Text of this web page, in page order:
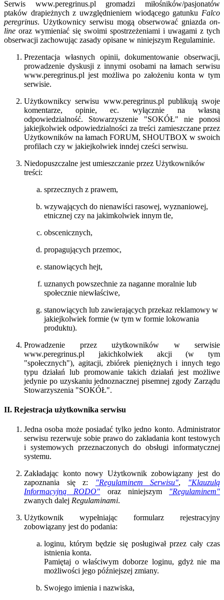
Serwis www.peregrinus.pl gromadzi miłośników/pasjonatów
ptaków drapieżnych z uwzględnieniem wiodącego gatunku Falco
peregrinus. Użytkownicy serwisu mogą obserwować gniazda on-
line oraz wymieniać się swoimi spostrzeżeniami i uwagami z tych
obserwacji zachowując zasady opisane w niniejszym Regulaminie.
Prezentacja własnych opinii, dokumentowanie obserwacji,
prowadzenie dyskusji z innymi osobami na łamach serwisu
www.peregrinus.pl jest możliwa po założeniu konta w tym
serwisie.
Użytkownikcy serwisu www.peregrinus.pl publikują swoje
komentarze, opinie, ec. wyłącznie na własną
odpowiedzialność. Stowarzyszenie "SOKÓŁ" nie ponosi
jakiejkolwiek odpowiedzialności za treści zamieszczane przez
Użytkowników na łamach FORUM, SHOUTBOX w swoich
profilach czy w jakiejkolwiek inndej cześci serwisu.
Niedopuszczalne jest umieszczanie przez Użytkowników
treści:
sprzecznych z prawem,
wzywających do nienawiści rasowej, wyznaniowej,
etnicznej czy na jakimkolwiek innym tle,
obscenicznych,
propagujących przemoc,
stanowiących hejt,
uznanych powszechnie za naganne moralnie lub
społecznie niewłaściwe,
stanowiących lub zawierających przekaz reklamowy w
jakiejkolwiek formie (w tym w formie lokowania
produktu).
Prowadzenie przez użytkowników w serwisie
www.peregrinus.pl jakichkolwiek akcji (w tym
"społecznych"), agitacji, zbiórek pieniężnych i innych tego
typu działań lub promowanie takich działań jest możliwe
jedynie po uzyskaniu jednoznacznej pisemnej zgody Zarządu
Stowarzyszenia "SOKÓŁ".
II. Rejestracja użytkownika serwisu
Jedna osoba może posiadać tylko jedno konto. Administrator
serwisu rezerwuje sobie prawo do zakładania kont testowych
i systemowych przeznaczonych do obsługi informatycznej
systemu.
Zakładając konto nowy Użytkownik zobowiązany jest do
zapoznania się z:
"Regulaminem Serwisu",
"Klauzulą
Informacyjną RODO" oraz niniejszym
"Regulaminem"
zwanych dalej Regulaminami.
Użytkownik wypełniając formularz rejestracyjny
zobowiązany jest do podania:
loginu, którym będzie się posługiwał przez cały czas
istnienia konta.
Pamiętaj o właściwym doborze loginu, gdyż nie ma
możliwości jego późniejszej zmiany.
Swojego imienia i nazwiska,